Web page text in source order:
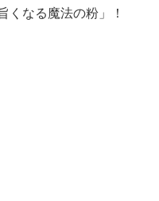
なる魔法の粉」！